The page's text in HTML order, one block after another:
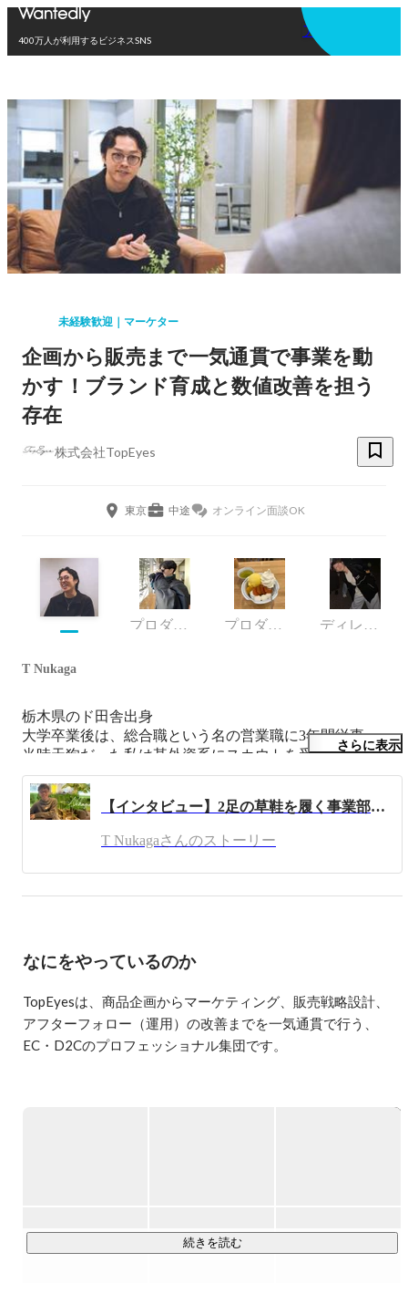
400万人が利用するビジネスSNS
アプリを使う
未経験歓迎｜マーケター
企画から販売まで一気通貫で事業を動
かす！ブランド育成と数値改善を担う
存在
株式会社TopEyes
東京 中途 オンライン面談OK
プロダクトマネージャー プロダクトマネージャー ディレクター
T Nukaga
栃木県のド田舎出身
大学卒業後は、総合職という名の営業職に3年間従事。
当時天狗だった私は某外資系にスカウトを受け転職。
たった1年で挫折し、元々興味のあったマーケティングに
キャリアチェンジを決意！
その後、ゲームやリアルイベントのマーケを経験し、3年
前から通販マーケにどっぷり浸かってます！
やり切ろうとした先に、新たな切り口や別の捉え方でアプ
脳に汗をかいて、一流のチームを作りたいです！
さらに表示
【インタビュー】2足の草鞋を履く事業部長が語る、マーケティング職に向いている人材とは？
T Nukagaさんのストーリー
なにをやっているのか
TopEyesは、商品企画からマーケティング、販売戦略設計、
アフターフォロー（運用）の改善までを一気通貫で行う、
EC・D2Cのプロフェッショナル集団です。
続きを読む